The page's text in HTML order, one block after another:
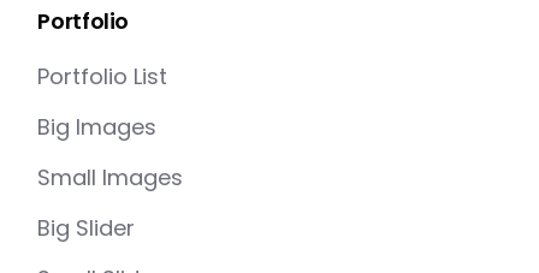
Portfolio
Portfolio List
Big Images
Small Images
Big Slider